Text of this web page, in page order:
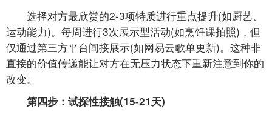
选择对方最欣赏的2-3项特质进行重点提升(如厨艺、
运动能力)。每周进行3次展示型活动(如烹饪课拍照)，但
仅通过第三方平台间接展示(如网易云歌单更新)。这种非
直接的价值传递能让对方在无压力状态下重新注意到你的
改变。
第四步：试探性接触(15-21天)